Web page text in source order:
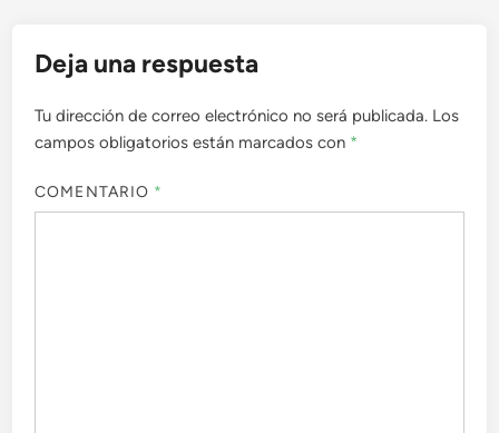
Deja una respuesta
Tu dirección de correo electrónico no será publicada. Los
campos obligatorios están marcados con *
COMENTARIO *